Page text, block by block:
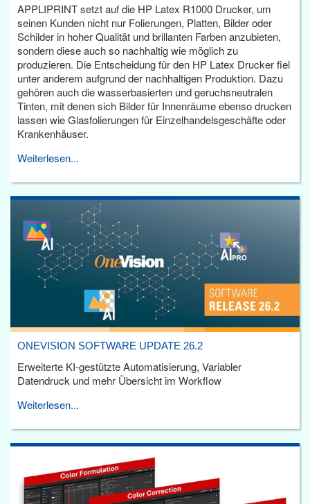
APPLIPRINT setzt auf die HP Latex R1000 Drucker, um
seinen Kunden nicht nur Folierungen, Platten, Bilder oder
Schilder in hoher Qualität und brillanten Farben anzubieten,
sondern diese auch so nachhaltig wie möglich zu
produzieren. Die Entscheidung für den HP Latex Drucker fiel
unter anderem aufgrund der nachhaltigen Produktion. Dazu
gehören auch die wasserbasierten und geruchsneutralen
Tinten, mit denen sich Bilder für Innenräume ebenso drucken
lassen wie Glasfolierungen für Einzelhandelsgeschäfte oder
Krankenhäuser.
Weiterlesen...
ONEVISION SOFTWARE UPDATE 26.2
Erweiterte KI-gestützte Automatisierung, Variabler
Datendruck und mehr Übersicht im Workflow
Weiterlesen...